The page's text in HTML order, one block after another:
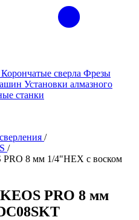
Корончатые сверла Фрезы
Установки алмазного
станки
/
/
PRO 8 мм 1/4"HEX с воском
PRO 8 мм